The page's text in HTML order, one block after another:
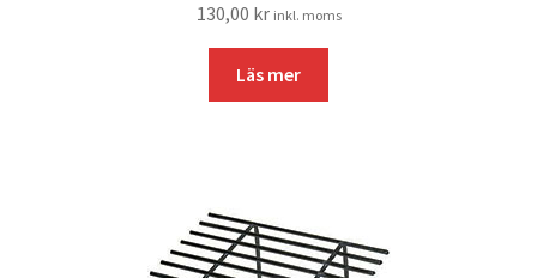
130,00 kr inkl. moms
Läs mer